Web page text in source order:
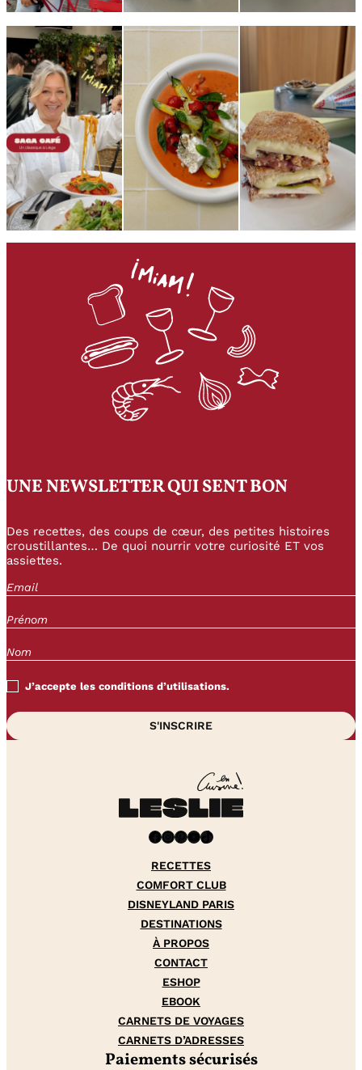
UNE NEWSLETTER QUI SENT BON
Des recettes, des coups de cœur, des petites histoires
croustillantes… De quoi nourrir votre curiosité ET vos
assiettes.
J’accepte les conditions d’utilisations.
Facebook InstagramPinterest YouTube TikTok
RECETTES
COMFORT CLUB
DISNEYLAND PARIS
DESTINATIONS
À PROPOS
CONTACT
ESHOP
EBOOK
CARNETS DE VOYAGES
CARNETS D’ADRESSES
Paiements sécurisés